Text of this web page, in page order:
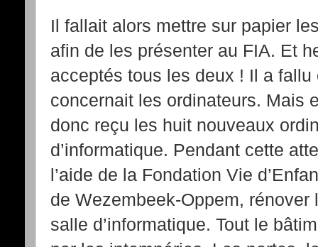
Il fallait alors mettre sur papier
afin de les présenter au FIA. Et
acceptés tous les deux ! Il a
concernait les ordinateurs. Mais
donc reçu les huit nouveaux
d’informatique. Pendant cette
l’aide de la Fondation Vie
de Wezembeek-Oppem,
salle d’informatique. Tout le